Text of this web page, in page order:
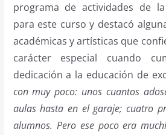
programa de actividades de
para este curso y destacó
académicas y artísticas que
carácter especial cuando
dedicación a la educación de
con muy poco: unos cuantos
aulas hasta en el garaje; cuatro
alumnos. Pero ese poco era